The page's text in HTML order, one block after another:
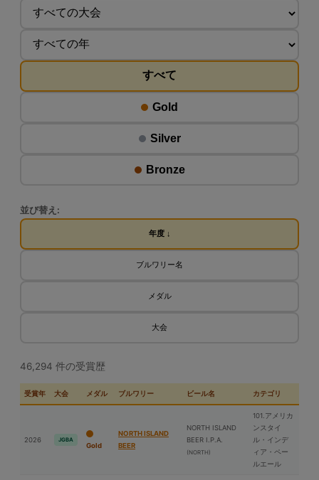
すべて
Gold
Silver
Bronze
並び替え:
年度 ↓
ブルワリー名
メダル
大会
46,294 件の受賞歴
受賞年 大会 メダル ブルワリー ビール名 カテゴリ
2026 JGBA
Gold
NORTH ISLAND
BEER
NORTH ISLAND
BEER I.P.A.
(NORTH)
101.アメリカ
ンスタイ
ル・インデ
ィア・ペー
ルエール